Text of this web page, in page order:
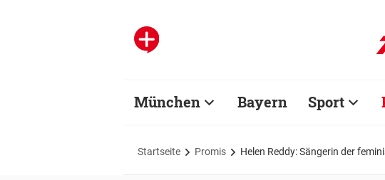
München Bayern Sport
Startseite Promis Helen Reddy: Sängerin der